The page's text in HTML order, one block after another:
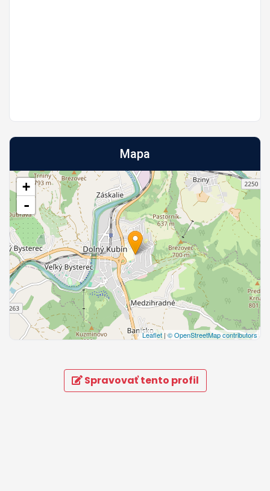
Mapa
+
-
Leaflet|© OpenStreetMap contributors
Spravovať tento profil